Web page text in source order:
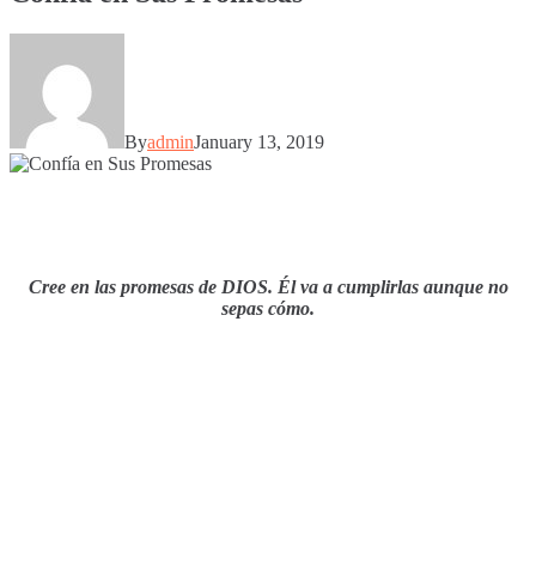
ByadminJanuary 13, 2019
Cree en las promesas de DIOS. Él va a cumplirlas aunque no
sepas cómo.